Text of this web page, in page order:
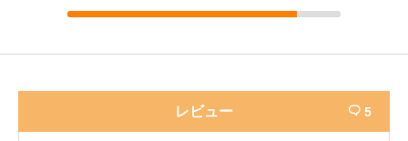
レビュー  5